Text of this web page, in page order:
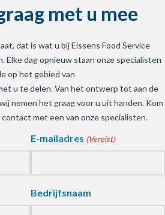
met u mee
dat is wat u bij Eissens Food Service
Elke dag opnieuw staan onze specialisten
op het gebied van
u te delen. Van het ontwerp tot aan de
nemen het graag voor u uit handen. Kom
met een van onze specialisten.
E-mailadres (Vereist)
Bedrijfsnaam